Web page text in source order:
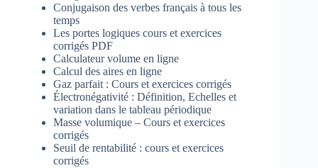
Conjugaison des verbes français à tous les
temps
Les portes logiques cours et exercices
corrigés PDF
Calculateur volume en ligne
Calcul des aires en ligne
Gaz parfait : Cours et exercices corrigés
Électronégativité : Définition, Echelles et
variation dans le tableau périodique
Masse volumique – Cours et exercices
corrigés
Seuil de rentabilité : cours et exercices
corrigés